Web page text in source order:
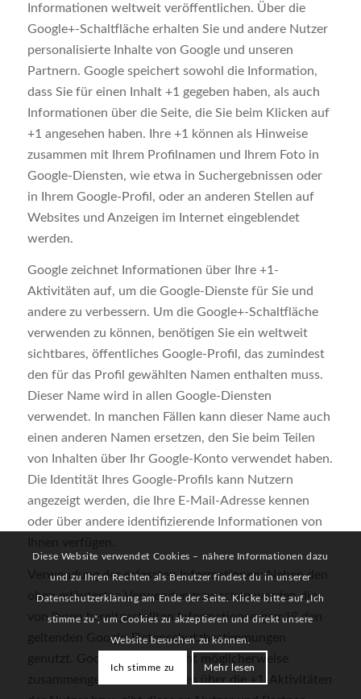
Informationen weltweit veröffentlichen. Über die
Google+-Schaltfläche erhalten Sie und andere Nutzer
personalisierte Inhalte von Google und unseren
Partnern. Google speichert sowohl die Information,
dass Sie für einen Inhalt +1 gegeben haben, als auch
Informationen über die Seite, die Sie beim Klicken auf
+1 angesehen haben. Ihre +1 können als Hinweise
zusammen mit Ihrem Profilnamen und Ihrem Foto in
Google-Diensten, wie etwa in Suchergebnissen oder
in Ihrem Google-Profil, oder an anderen Stellen auf
Websites und Anzeigen im Internet eingeblendet
werden.
Google zeichnet Informationen über Ihre +1-
Aktivitäten auf, um die Google-Dienste für Sie und
andere zu verbessern. Um die Google+-Schaltfläche
verwenden zu können, benötigen Sie ein weltweit
sichtbares, öffentliches Google-Profil, das zumindest
den für das Profil gewählten Namen enthalten muss.
Dieser Name wird in allen Google-Diensten
verwendet. In manchen Fällen kann dieser Name auch
einen anderen Namen ersetzen, den Sie beim Teilen
von Inhalten über Ihr Google-Konto verwendet haben.
Die Identität Ihres Google-Profils kann Nutzern
angezeigt werden, die Ihre E-Mail-Adresse kennen
oder über andere identifizierende Informationen von
Verwendung der erfassten Informationen: Neben den
oben erläuterten Verwendungszwecken werden die
von Ihnen bereitgestellten Informationen gemäß den
geltenden Google-Datenschutzbestimmungen
Diese Website verwendet Cookies – nähere Informationen dazu
und zu Ihren Rechten als Benutzer findest du in unserer
Datenschutzerklärung am Ende der Seite. Klicke bitte auf „Ich
stimme zu“, um Cookies zu akzeptieren und direkt unsere
Website besuchen zu können.
Ich stimme zu Mehr lesen